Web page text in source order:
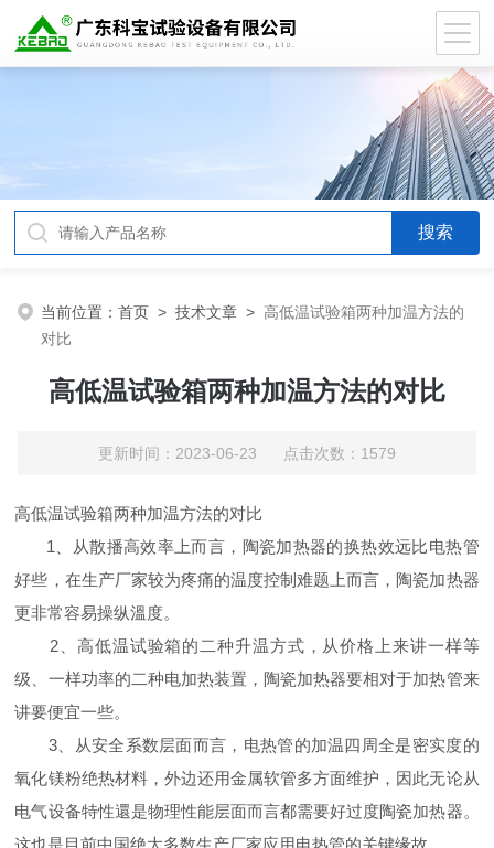
当前位置：首页 >技术文章 > 高低温试验箱两种加温方法的
对比
高低温试验箱两种加温方法的对比
更新时间：2023-06-23 点击次数：1579
高低温试验箱两种加温方法的对比
1、从散播高效率上而言，陶瓷加热器的换热效远比电热管
好些，在生产厂家较为疼痛的温度控制难题上而言，陶瓷加热器
更非常容易操纵溫度。
2、高低温试验箱的二种升温方式，从价格上来讲一样等
级、一样功率的二种电加热装置，陶瓷加热器要相对于加热管来
讲要便宜一些。
3、从安全系数层面而言，电热管的加温四周全是密实度的
氧化镁粉绝热材料，外边还用金属软管多方面维护，因此无论从
电气设备特性還是物理性能层面而言都需要好过度陶瓷加热器。
这也是目前中国绝大多数生产厂家应用电热管的关键缘故。